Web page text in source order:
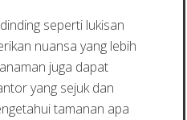
seperti lukisan
nuansa yang lebih
juga dapat
yang sejuk dan
tamanan apa